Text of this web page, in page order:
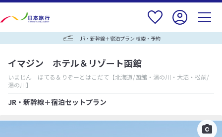
JR・新幹線＋宿泊プラン 検索・予約
イマジン ホテル＆リゾート函館
いまじん ほてる＆りぞーとはこだて 【北海道/函館・湯の川・大沼・松前/
湯の川】
JR・新幹線＋宿泊セットプラン